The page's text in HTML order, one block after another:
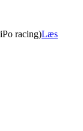
racing)Læs